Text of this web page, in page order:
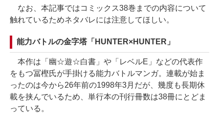
なお、本記事ではコミックス38巻までの内容について
触れているためネタバレには注意してほしい。
能力バトルの金字塔「HUNTER×HUNTER」
本作は「幽☆遊☆白書」や「レベルE」などの代表作
をもつ冨樫氏が手掛ける能力バトルマンガ。連載が始ま
ったのは今から26年前の1998年3月だが、幾度も長期休
載を挟んでいるため、単行本の刊行冊数は38冊にとどま
っている。